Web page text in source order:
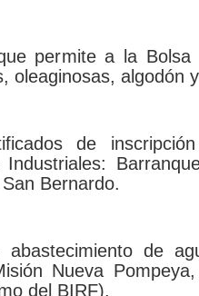
permite a la Bolsa
oleaginosas, algodón
de
Bernardo.
de
Nueva
del BIRF).